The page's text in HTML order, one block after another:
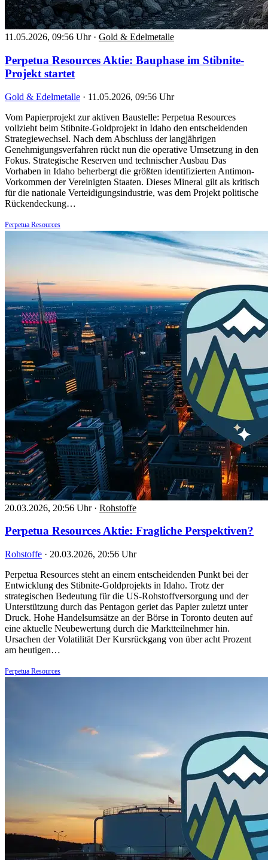
11.05.2026, 09:56 Uhr · Gold & Edelmetalle
Perpetua Resources Aktie: Bauphase im Stibnite-
Projekt startet
Gold & Edelmetalle · 11.05.2026, 09:56 Uhr
Vom Papierprojekt zur aktiven Baustelle: Perpetua Resources
vollzieht beim Stibnite-Goldprojekt in Idaho den entscheidenden
Strategiewechsel. Nach dem Abschluss der langjährigen
Genehmigungsverfahren rückt nun die operative Umsetzung in den
Fokus. Strategische Reserven und technischer Ausbau Das
Vorhaben in Idaho beherbergt die größten identifizierten Antimon-
Vorkommen der Vereinigten Staaten. Dieses Mineral gilt als kritisch
für die nationale Verteidigungsindustrie, was dem Projekt politische
Rückendeckung…
Perpetua Resources
20.03.2026, 20:56 Uhr · Rohstoffe
Perpetua Resources Aktie: Fragliche Perspektiven?
Rohstoffe · 20.03.2026, 20:56 Uhr
Perpetua Resources steht an einem entscheidenden Punkt bei der
Entwicklung des Stibnite-Goldprojekts in Idaho. Trotz der
strategischen Bedeutung für die US-Rohstoffversorgung und der
Unterstützung durch das Pentagon geriet das Papier zuletzt unter
Druck. Hohe Handelsumsätze an der Börse in Toronto deuten auf
eine aktuelle Neubewertung durch die Marktteilnehmer hin.
Ursachen der Volatilität Der Kursrückgang von über acht Prozent
am heutigen…
Perpetua Resources